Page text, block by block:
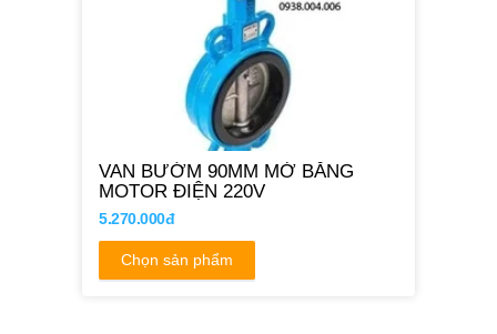
VAN BƯỚM 90MM MỞ BẰNG
MOTOR ĐIỆN 220V
5.270.000đ
Chọn sản phẩm